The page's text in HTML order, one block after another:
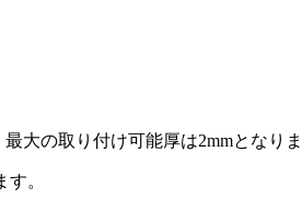
大の取り付け可能厚は2mmとなりま
。